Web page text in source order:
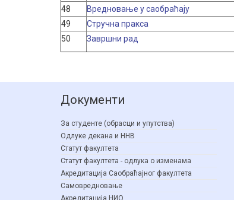
48
Вредновање у саобраћају
49
Стручна пракса
50
Завршни рад
Документи
За студенте (обрасци и упутства)
Одлуке декана и ННВ
Статут факултета
Статут факултета - одлука о изменама
Акредитација Саобраћајног факултета
Самовредновање
Акредитација НИО